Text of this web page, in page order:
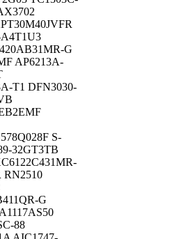
G
AP6213A-
T1 DFN3030-
S-
32GT3TB
RN2510
G
88